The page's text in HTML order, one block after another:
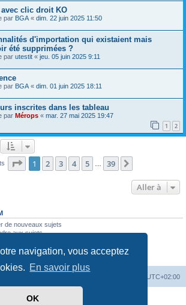
navigation, vous acceptez
En savoir plus
OK
clic droit KO
par BGA « dim. 22 juin 2025 11:50
d'importation qui existaient mais
été supprimées ?
par utestit « jeu. 05 juin 2025 9:11
par BGA « dim. 01 juin 2025 18:11
inscrites dans les tableau
par Mérops « mar. 27 mai 2025 19:47
1 2
Page 1sur39
1 2 3 4 5 39
Aller à
de nouveaux sujets
aux sujets
vos messages
des fichiers
UTC+02:00
phpBB ® Forum Software © phpBB Limited